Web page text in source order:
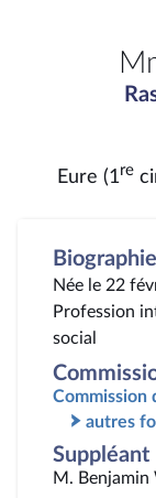
Eure (1re
Biographie
Née le 22
Profession
social
Commission
autres
Suppléant
M.